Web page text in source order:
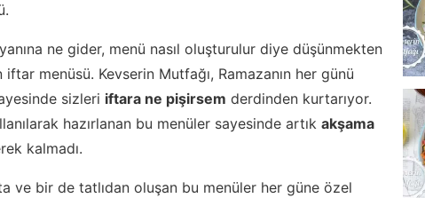
ne gider, menü nasıl oluşturulur diye düşünmekten
menüsü. Kevserin Mutfağı, Ramazanın her günü
sizleri iftara ne pişirsem derdinden kurtarıyor.
hazırlanan bu menüler sayesinde artık akşama
kalmadı.
ve bir de tatlıdan oluşan bu menüler her güne özel